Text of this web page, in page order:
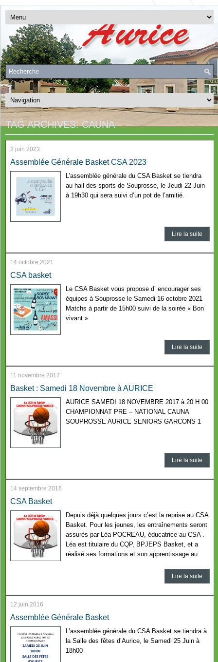
TAG ARCHIVES:CAUNA
2 juin 2023
Assemblée Générale Basket CSA 2023
L’assemblée générale du CSA Basket se tiendra
au hall des sports de Souprosse, le Jeudi 22 Juin
à 19h30 qui sera suivi d’un pot de l’amitié.
Lire la suite
14 octobre 2021
CSA basket
Le CSA Basket vous propose d’ encourager ses
équipes à Souprosse le Samedi 16 octobre 2021
Matchs à partir de 15h00 suivi de la soirée « Bon
vivant »
Lire la suite
11 novembre 2017
Basket : Samedi 18 Novembre à AURICE
AURICE SAMEDI 18 NOVEMBRE 2017 à 20 H 00
CHAMPIONNAT PRE – NATIONAL CAUNA
SOUPROSSE AURICE SENIORS GARCONS 1
Lire la suite
14 septembre 2016
CSA Basket
Depuis déjà quelques jours c’est la reprise au CSA
Basket. Pour les jeunes, les entraînements seront
assurés par Léa POCREAU, éducatrice au CSA .
Léa est titulaire du CQP, BPJEPS Basket, et a
réalisé ses formations et son apprentissage au
Lire la suite
12 juin 2016
Assemblée Générale Basket
L’assemblée générale du CSA Basket se tiendra à
la Salle des fêtes d’Aurice, le Samedi 25 Juin à
18h00